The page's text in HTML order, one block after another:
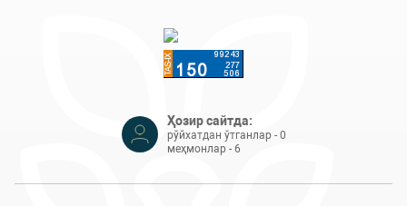
Ҳозир сайтда:
рўйхатдан ўтганлар - 0
меҳмонлар - 6